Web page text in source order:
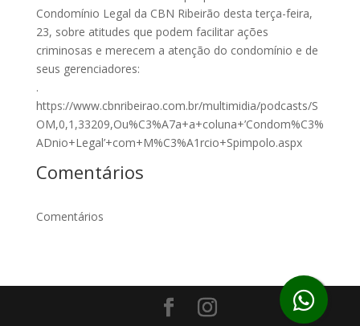
Condomínio Legal da CBN Ribeirão desta terça-feira,
23, sobre atitudes que podem facilitar ações
criminosas e merecem a atenção do condomínio e de
seus gerenciadores:⠀⠀⠀⠀
.⠀⠀
https://www.cbnribeirao.com.br/multimidia/podcasts/S
OM,0,1,33209,Ou%C3%A7a+a+coluna+’Condom%C3%
ADnio+Legal’+com+M%C3%A1rcio+Spimpolo.aspx
Comentários
Comentários